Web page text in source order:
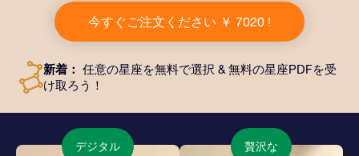
所に送付される美しい封筒とカスタマイズされたドキュ
メント、デジタルドキュメントが含まれている他、弊社
のアプリを無料で利用できます。大切や人や友達に永遠
今すぐご注文ください ￥ 7020 !
新着： 任意の星座を無料で選択 & 無料の星座PDFを受
け取ろう！
デジタル 贅沢な